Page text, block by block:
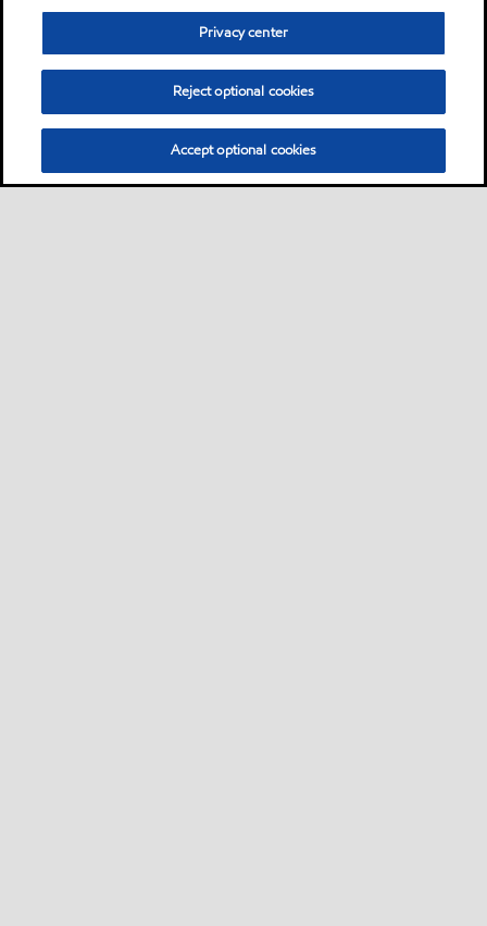
Privacy center
Reject optional cookies
Accept optional cookies